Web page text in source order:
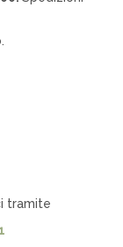
tramite